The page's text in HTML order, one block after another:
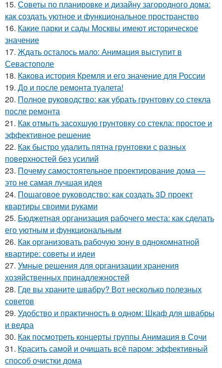
15. Советы по планировке и дизайну загородного дома:
как создать уютное и функциональное пространство
16. Какие парки и сады Москвы имеют историческое
значение
17. Ждать осталось мало: Анимация выступит в
Севастополе
18. Какова история Кремля и его значение для России
19. До и после ремонта туалета!
20. Полное руководство: как убрать грунтовку со стекла
после ремонта
21. Как отмыть засохшую грунтовку со стекла: простое и
эффективное решение
22. Как быстро удалить пятна грунтовки с разных
поверхностей без усилий
23. Почему самостоятельное проектирование дома —
это не самая лучшая идея
24. Пошаговое руководство: как создать 3D проект
квартиры своими руками
25. Бюджетная организация рабочего места: как сделать
его уютным и функциональным
26. Как организовать рабочую зону в однокомнатной
квартире: советы и идеи
27. Умные решения для организации хранения
хозяйственных принадлежностей
28. Где вы храните швабру? Вот несколько полезных
советов
29. Удобство и практичность в одном: Шкаф для швабры
и ведра
30. Как посмотреть концерты группы Анимация в Сочи
31. Красить самой и очищать всё паром: эффективный
способ очистки дома